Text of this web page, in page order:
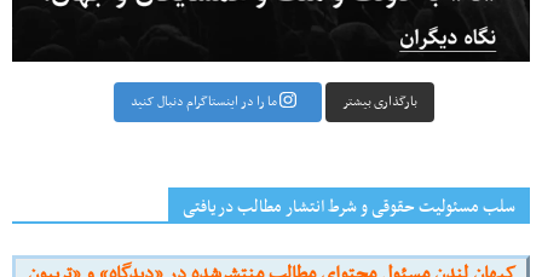
بارگذاری بیشتر ما را در اینستاگرام دنبال کنید
سلب مسئولیت حقوقی و شرط انتشار مطالب دریافتی